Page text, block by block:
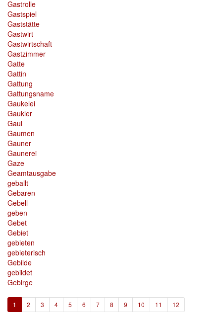
Gastrolle
Gastspiel
Gaststätte
Gastwirt
Gastwirtschaft
Gastzimmer
Gatte
Gattin
Gattung
Gattungsname
Gaukelei
Gaukler
Gaul
Gaumen
Gauner
Gaunerei
Gaze
Geamtausgabe
geballt
Gebaren
Gebell
geben
Gebet
Gebiet
gebieten
gebieterisch
Gebilde
gebildet
Gebirge
1 (current)
2 3 4 5 6 7 8 9 10 11 12